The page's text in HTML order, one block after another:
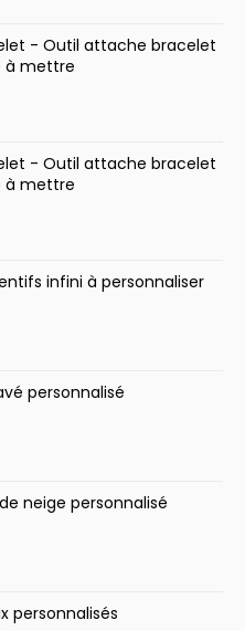
- Outil attache bracelet
à mettre
- Outil attache bracelet
à mettre
infini à personnaliser
personnalisé
neige personnalisé
personnalisés